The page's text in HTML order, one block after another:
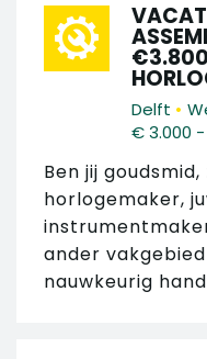
€3.800
Delft •
€ 3.000
Ben jij
horlogemaker,
ander
nauwkeurig